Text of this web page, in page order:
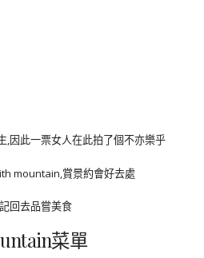
,因此一票女人在此拍了個不亦樂乎
回去品嘗美食
菜單